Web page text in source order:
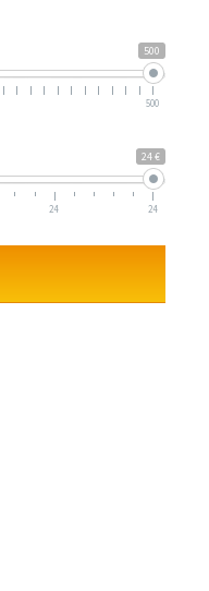
500
500
24 €
24 24